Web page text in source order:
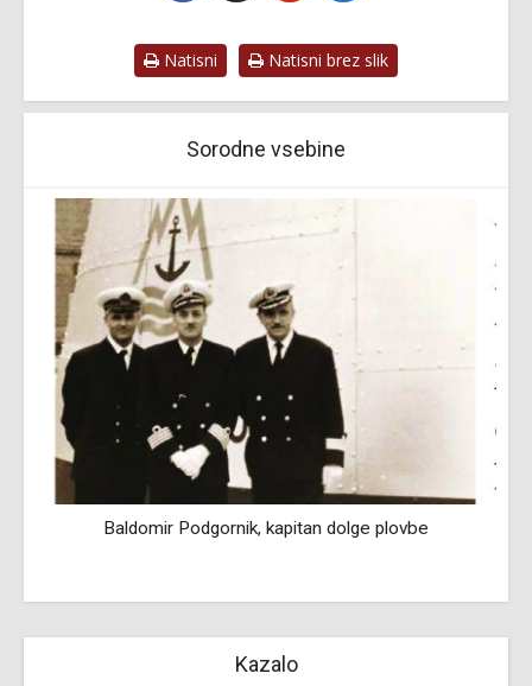
Natisni Natisni brez slik
Sorodne vsebine
Baldomir Podgornik, kapitan dolge plovbe
Kazalo